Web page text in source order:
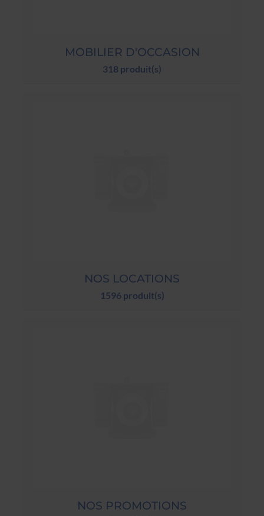
MOBILIER D'OCCASION
318 produit(s)
NOS LOCATIONS
1596 produit(s)
NOS PROMOTIONS